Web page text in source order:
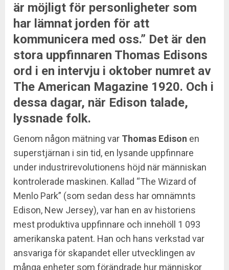
är möjligt för personligheter som
har lämnat jorden för att
kommunicera med oss.” Det är den
stora uppfinnaren Thomas Edisons
ord i en intervju i oktober numret av
The American Magazine 1920. Och i
dessa dagar, när Edison talade,
lyssnade folk.
Genom någon mätning var Thomas Edison en
superstjärnan i sin tid, en lysande uppfinnare
under industrirevolutionens höjd när människan
kontrolerade maskinen. Kallad “The Wizard of
Menlo Park” (som sedan dess har omnämnts
Edison, New Jersey), var han en av historiens
mest produktiva uppfinnare och innehöll 1 093
amerikanska patent. Han och hans verkstad var
ansvariga för skapandet eller utvecklingen av
många enheter som förändrade hur människor